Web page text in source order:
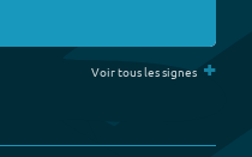
Voir tous les signes +